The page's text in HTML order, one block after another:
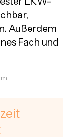
Außerdem
Fach und